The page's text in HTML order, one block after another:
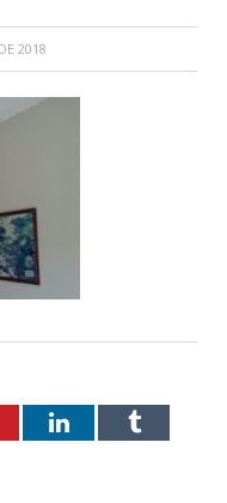
2018
LinkedInTumblr